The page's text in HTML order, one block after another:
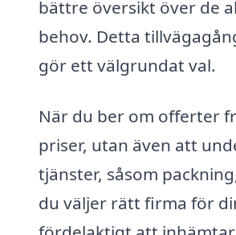
bättre översikt över de
behov. Detta
gör ett välgrundat val.
När du ber om offerter
priser, utan även att
tjänster, såsom
du väljer rätt firma för